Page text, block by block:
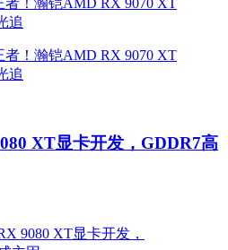
XT显卡开发，GDDR7高